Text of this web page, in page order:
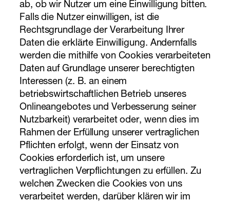
ab, ob wir Nutzer um eine Einwilligung bitten.
Falls die Nutzer einwilligen, ist die
Rechtsgrundlage der Verarbeitung Ihrer
Daten die erklärte Einwilligung. Andernfalls
werden die mithilfe von Cookies verarbeiteten
Daten auf Grundlage unserer berechtigten
Interessen (z. B. an einem
betriebswirtschaftlichen Betrieb unseres
Onlineangebotes und Verbesserung seiner
Nutzbarkeit) verarbeitet oder, wenn dies im
Rahmen der Erfüllung unserer vertraglichen
Pflichten erfolgt, wenn der Einsatz von
Cookies erforderlich ist, um unsere
vertraglichen Verpflichtungen zu erfüllen. Zu
welchen Zwecken die Cookies von uns
verarbeitet werden, darüber klären wir im